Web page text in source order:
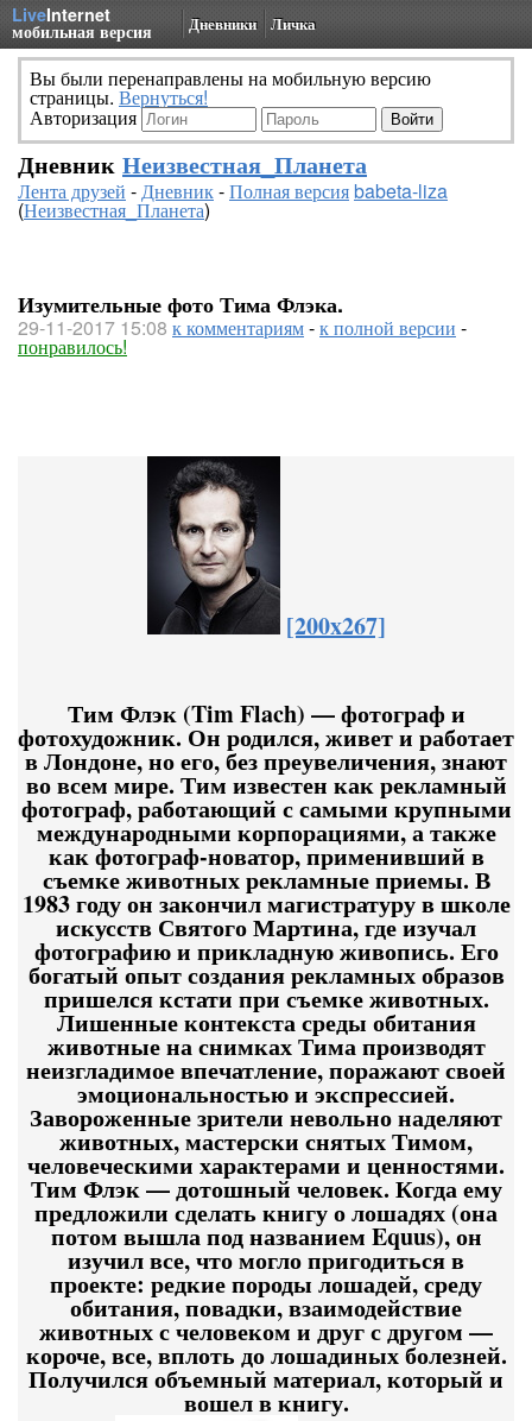
LiveInternet
мобильная версия Дневники Личка
Вы были перенаправлены на мобильную версию
страницы. Вернуться!
Авторизация
Дневник Неизвестная_Планета
Лента друзей -Дневник-Полная версияbabeta-liza
(Неизвестная_Планета)
Изумительные фото Тима Флэка.
29-11-2017 15:08 к комментариям-к полной версии -
понравилось!
[200x267]
Тим Флэк (Tim Flach) — фотограф и
фотохудожник. Он родился, живет и работает
в Лондоне, но его, без преувеличения, знают
во всем мире. Тим известен как рекламный
фотограф, работающий с самыми крупными
международными корпорациями, а также
как фотограф-новатор, применивший в
съемке животных рекламные приемы. В
1983 году он закончил магистратуру в школе
искусств Святого Мартина, где изучал
фотографию и прикладную живопись. Его
богатый опыт создания рекламных образов
пришелся кстати при съемке животных.
Лишенные контекста среды обитания
животные на снимках Тима производят
неизгладимое впечатление, поражают своей
эмоциональностью и экспрессией.
Завороженные зрители невольно наделяют
животных, мастерски снятых Тимом,
человеческими характерами и ценностями.
Тим Флэк — дотошный человек. Когда ему
предложили сделать книгу о лошадях (она
потом вышла под названием Equus), он
изучил все, что могло пригодиться в
проекте: редкие породы лошадей, среду
обитания, повадки, взаимодействие
животных с человеком и друг с другом —
короче, все, вплоть до лошадиных болезней.
Получился объемный материал, который и
вошел в книгу.